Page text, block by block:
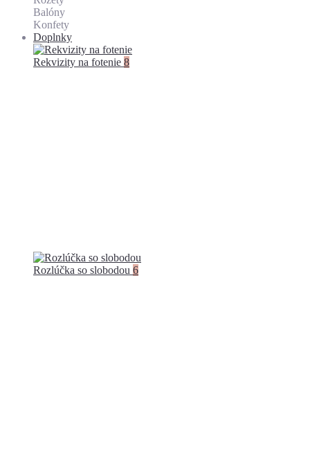
Balóny
Konfety
Doplnky
Rekvizity na fotenie 8
Rozlúčka so slobodou 6